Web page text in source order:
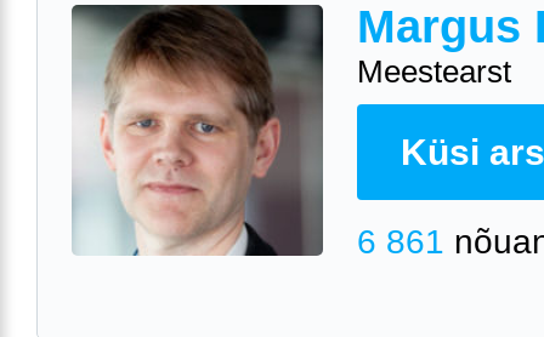
Margus
Meestearst
Küsi
6 861